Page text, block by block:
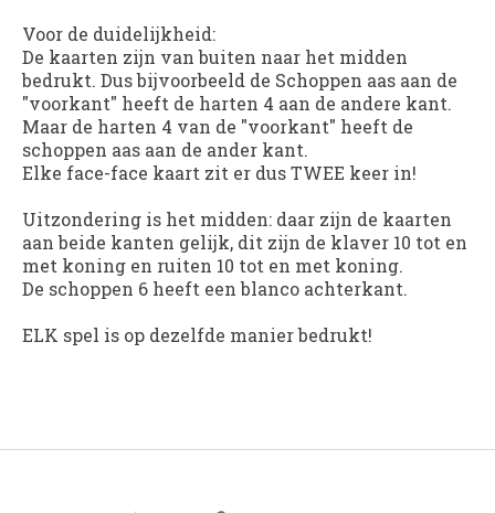
Voor de duidelijkheid:
De kaarten zijn van buiten naar het midden
bedrukt. Dus bijvoorbeeld de Schoppen aas aan de
"voorkant" heeft de harten 4 aan de andere kant.
Maar de harten 4 van de "voorkant" heeft de
schoppen aas aan de ander kant.
Elke face-face kaart zit er dus TWEE keer in!
Uitzondering is het midden: daar zijn de kaarten
aan beide kanten gelijk, dit zijn de klaver 10 tot en
met koning en ruiten 10 tot en met koning.
De schoppen 6 heeft een blanco achterkant.
ELK spel is op dezelfde manier bedrukt!